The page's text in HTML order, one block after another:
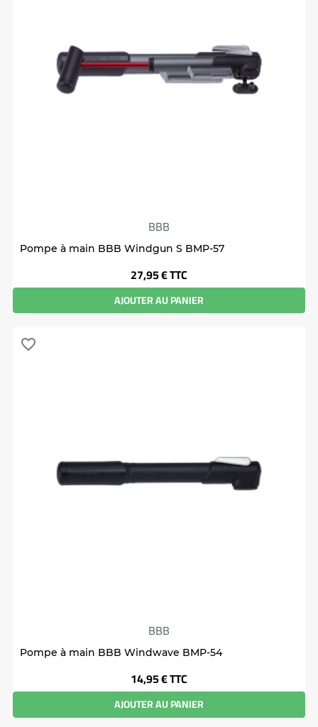
BBB
Pompe à main BBB Windgun S BMP-57
Prix
27,95 €TTC
AJOUTER AU PANIER
BBB
Pompe à main BBB Windwave BMP-54
Prix
14,95 €TTC
AJOUTER AU PANIER
favorite_border